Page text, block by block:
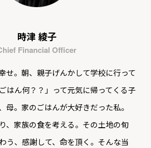
時津 綾子
Financial Officer
せ。朝、親子げんかして学校に行って
はん何？？」って元気に帰ってくる子
母。家のごはんが大好きだった私。
、家族の食を考える。その土地の旬
う、感謝して、命を頂く。そんな当